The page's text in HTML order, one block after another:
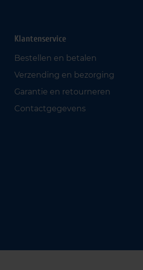
Klantenservice
Bestellen en betalen
Verzending en bezorging
Garantie en retourneren
Contactgegevens